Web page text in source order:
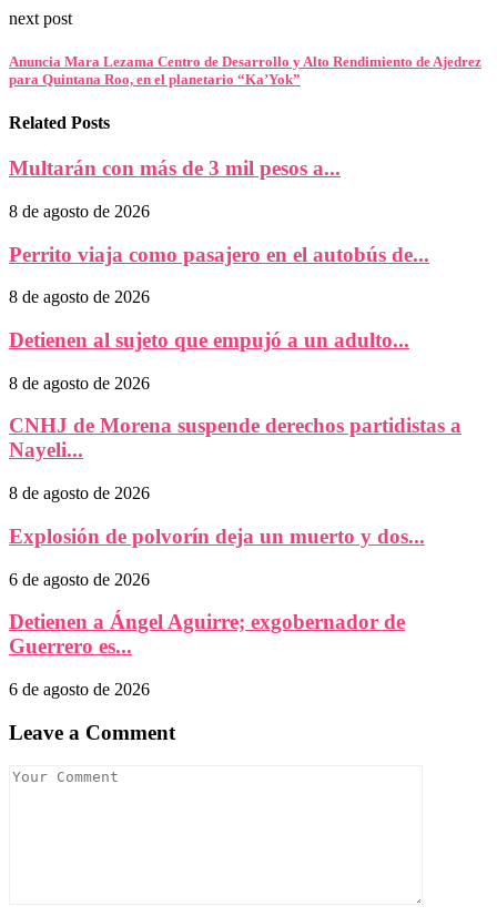
next post
Anuncia Mara Lezama Centro de Desarrollo y Alto Rendimiento de Ajedrez
para Quintana Roo, en el planetario “Ka’Yok”
Related Posts
Multarán con más de 3 mil pesos a...
8 de agosto de 2026
Perrito viaja como pasajero en el autobús de...
8 de agosto de 2026
Detienen al sujeto que empujó a un adulto...
8 de agosto de 2026
CNHJ de Morena suspende derechos partidistas a
Nayeli...
8 de agosto de 2026
Explosión de polvorín deja un muerto y dos...
6 de agosto de 2026
Detienen a Ángel Aguirre; exgobernador de
Guerrero es...
6 de agosto de 2026
Leave a Comment